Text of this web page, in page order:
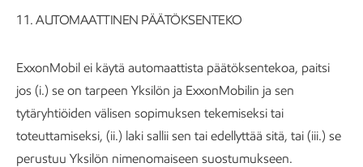
11. AUTOMAATTINEN PÄÄTÖKSENTEKO
ExxonMobil ei käytä automaattista päätöksentekoa, paitsi
jos (i.) se on tarpeen Yksilön ja ExxonMobilin ja sen
tytäryhtiöiden välisen sopimuksen tekemiseksi tai
toteuttamiseksi, (ii.) laki sallii sen tai edellyttää sitä, tai (iii.) se
perustuu Yksilön nimenomaiseen suostumukseen.